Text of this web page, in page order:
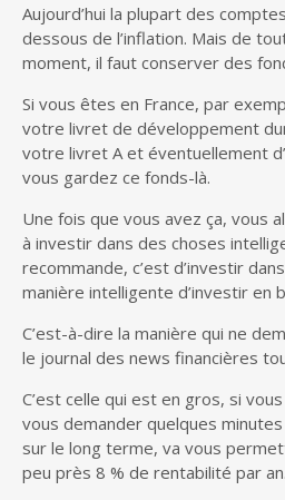
Aujourd’hui la plupart des
dessous de l’inflation. Mais de
moment, il faut conserver des
Si vous êtes en France, par
votre livret de développement
votre livret A et éventuellement
vous gardez ce fonds-là.
Une fois que vous avez ça, vous
à investir dans des choses
recommande, c’est d’investir
manière intelligente d’investir en
C’est-à-dire la manière qui ne
le journal des news financières
C’est celle qui est en gros, si
vous demander quelques
sur le long terme, va vous
peu près 8 % de rentabilité par an.